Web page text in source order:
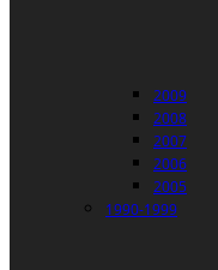
2009
2008
2007
2006
2005
1990-1999